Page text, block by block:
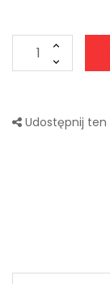
Udostępnij ten